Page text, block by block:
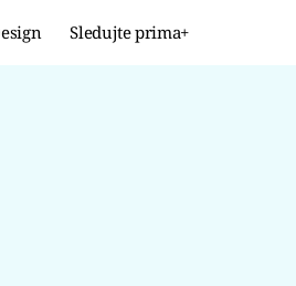
Sledujte prima+